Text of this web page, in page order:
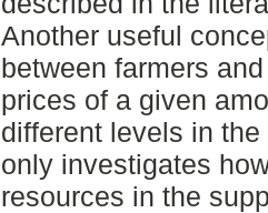
Another useful
between farmers
prices of a given
different levels in
only investigates
resources in the